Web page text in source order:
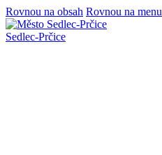
Rovnou na obsah Rovnou na menu
Sedlec-Prčice